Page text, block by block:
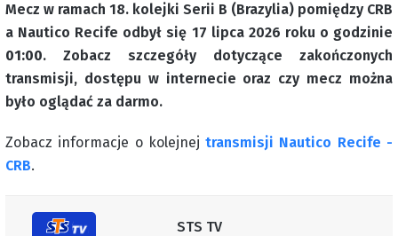
Mecz w ramach 18. kolejki Serii B (Brazylia) pomiędzy CRB
a Nautico Recife odbył się 17 lipca 2026 roku o godzinie
01:00. Zobacz szczegóły dotyczące zakończonych
transmisji, dostępu w internecie oraz czy mecz można
było oglądać za darmo.
Zobacz informacje o kolejnejtransmisji Nautico Recife -
CRB.
STS TV